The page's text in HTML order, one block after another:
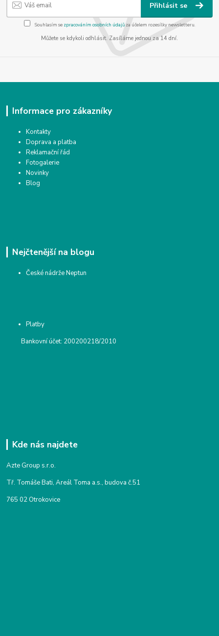
Přihlásit se
Souhlasím se zpracováním osobních údajůza účelem rozesílky newsletteru.
Můžete se kdykoli odhlásit. Zasíláme jednou za 14 dní.
Informace pro zákazníky
Kontakty
Doprava a platba
Reklamační řád
Fotogalerie
Novinky
Blog
Nejčtenější na blogu
České nádrže Neptun
Platby
Bankovní účet: 200200218/2010
Kde nás najdete
Azte Group s.r.o.
Tř. Tomáše Bati, Areál Toma a.s., budova č.51
765 02 Otrokovice